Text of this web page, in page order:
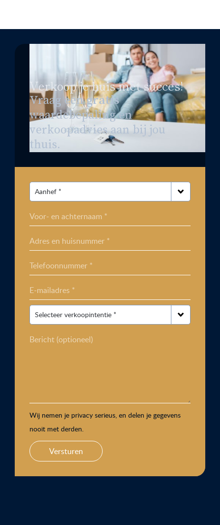
Verkoop je huis met succes!
Vraag eengratis
waardebepaling en
verkoopadvies aan bij jou
thuis.
Voor- en achternaam *
Adres en huisnummer *
Telefoonnummer *
E-mailadres *
Bericht (optioneel)
Wij nemen je privacy serieus, en delen je gegevens
nooit met derden.
Versturen